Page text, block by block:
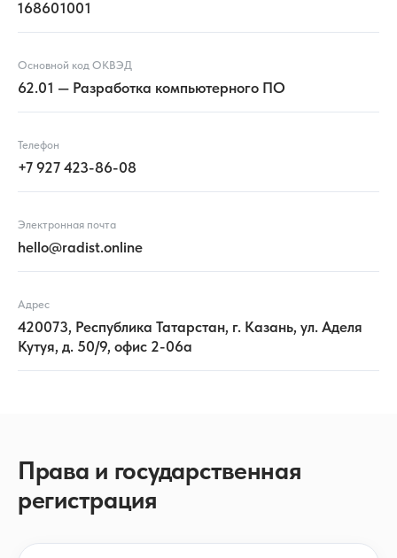
168601001
Основной код ОКВЭД
62.01 — Разработка компьютерного ПО
Телефон
+7 927 423-86-08
Электронная почта
hello@radist.online
Адрес
420073, Республика Татарстан, г. Казань, ул. Аделя
Кутуя, д. 50/9, офис 2-06а
Права и государственная
регистрация